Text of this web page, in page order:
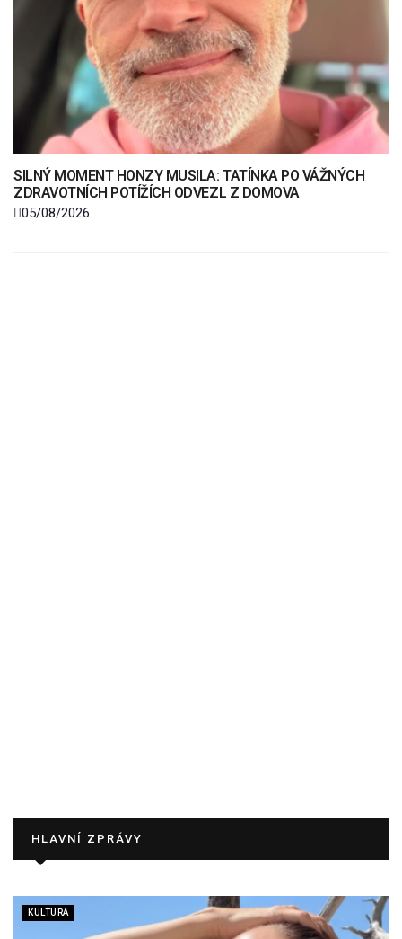
SILNÝ MOMENT HONZY MUSILA: TATÍNKA PO VÁŽNÝCH
ZDRAVOTNÍCH POTÍŽÍCH ODVEZL Z DOMOVA
05/08/2026
HLAVNÍ ZPRÁVY
KULTURA